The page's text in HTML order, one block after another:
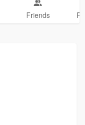
Friends